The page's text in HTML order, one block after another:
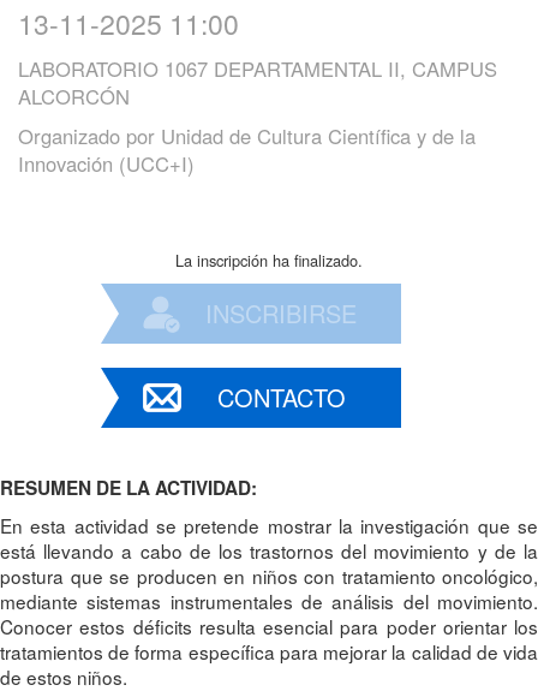
13-11-2025 11:00
LABORATORIO 1067 DEPARTAMENTAL II, CAMPUS
ALCORCÓN
Organizado por Unidad de Cultura Científica y de la
Innovación (UCC+I)
La inscripción ha finalizado.
INSCRIBIRSE
CONTACTO
RESUMEN DE LA ACTIVIDAD:
En esta actividad se pretende mostrar la investigación que se
está llevando a cabo de los trastornos del movimiento y de la
postura que se producen en niños con tratamiento oncológico,
mediante sistemas instrumentales de análisis del movimiento.
Conocer estos déficits resulta esencial para poder orientar los
tratamientos de forma específica para mejorar la calidad de vida
de estos niños.